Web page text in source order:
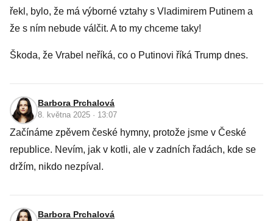
řekl, bylo, že má výborné vztahy s Vladimirem Putinem a
že s ním nebude válčit. A to my chceme taky!
Škoda, že Vrabel neříká, co o Putinovi říká Trump dnes.
Barbora Prchalová
8. května 2025 · 13:07
Začínáme zpěvem české hymny, protože jsme v České
republice. Nevím, jak v kotli, ale v zadních řadách, kde se
držím, nikdo nezpíval.
Barbora Prchalová